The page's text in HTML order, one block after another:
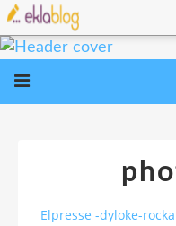
Elpresse -dyloke-